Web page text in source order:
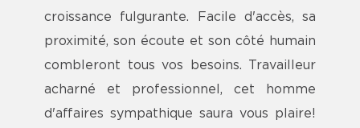
croissance fulgurante. Facile d'accès, sa
proximité, son écoute et son côté humain
combleront tous vos besoins. Travailleur
acharné et professionnel, cet homme
d'affaires sympathique saura vous plaire!